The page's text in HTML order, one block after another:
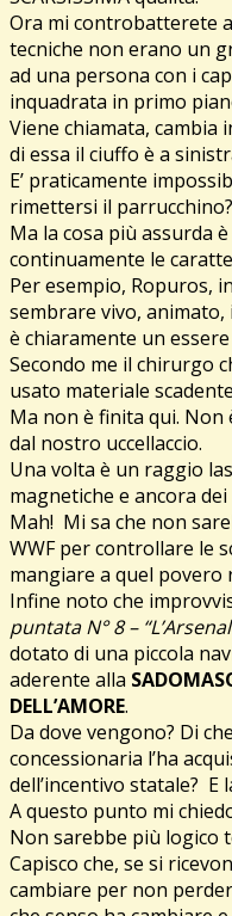
Ora mi controbatterete
tecniche non erano un
ad una persona con i
inquadrata in primo
Viene chiamata,
di essa il ciuffo è a
E’ praticamente
rimettersi il parrucchino?
Ma la cosa più assurda
continuamente le
Per esempio, Ropuros,
sembrare vivo,
è chiaramente un essere
Secondo me il chirurgo
usato materiale
Ma non è finita qui. Non
dal nostro uccellaccio.
Una volta è un raggio
magnetiche e ancora
Mah! Mi sa che non
WWF per controllare le
mangiare a quel povero
Infine noto che
puntata N° 8 –
dotato di una piccola
aderente alla
DELL’AMORE.
Da dove vengono? Di
concessionaria l’ha
dell’incentivo statale? E
A questo punto mi
Non sarebbe più logico
Capisco che, se si
cambiare per non